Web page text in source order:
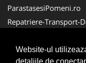
Website-ul
ParastasesiPomeni.ro
Repatriere-Transport-
CasaFunerara.com